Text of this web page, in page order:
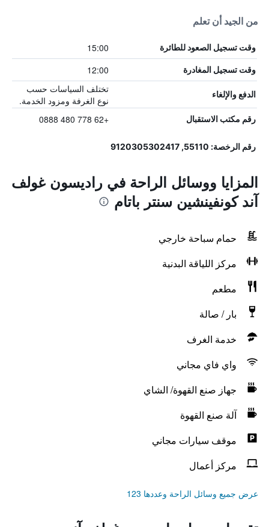
من الجيد أن تعلم
وقت تسجيل الصعود للطائرة 15:00
وقت تسجيل المغادرة 12:00
الدفع والإلغاء
تختلف السياسات حسب
نوع الغرفة ومزود الخدمة.
رقم مكتب الاستقبال +62 778 480 0888
رقم الرخصة: 55110, 9120305302417
المزايا ووسائل الراحة في راديسون غولف
آند كونفينشين سنتر باتام
حمام سباحة خارجي
مركز اللياقة البدنية
مطعم
بار / صالة
خدمة الغرف
واي فاي مجاني
جهاز صنع القهوة/ الشاي
آلة صنع القهوة
موقف سيارات مجاني
مركز أعمال
عرض جميع وسائل الراحة وعددها 123